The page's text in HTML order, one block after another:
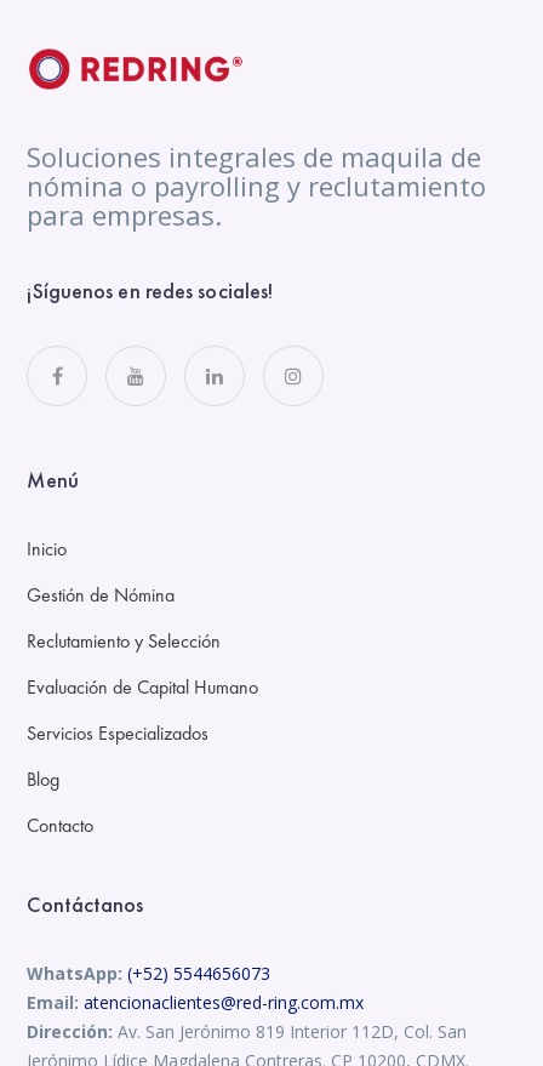
Soluciones integrales de maquila de
nómina o payrolling y reclutamiento
para empresas.
¡Síguenos en redes sociales!
Menú
Inicio
Gestión de Nómina
Reclutamiento y Selección
Evaluación de Capital Humano
Servicios Especializados
Blog
Contacto
Contáctanos
WhatsApp: (+52) 5544656073
Email: atencionaclientes@red-ring.com.mx
Dirección:Av. San Jerónimo 819 Interior 112D, Col. San
Jerónimo Lídice Magdalena Contreras. CP 10200, CDMX.